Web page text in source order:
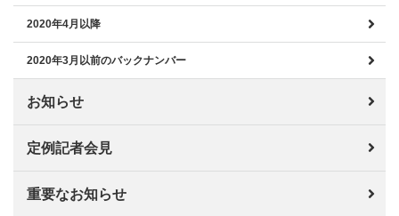
2020年4月以降
2020年3月以前のバックナンバー
お知らせ
定例記者会見
重要なお知らせ